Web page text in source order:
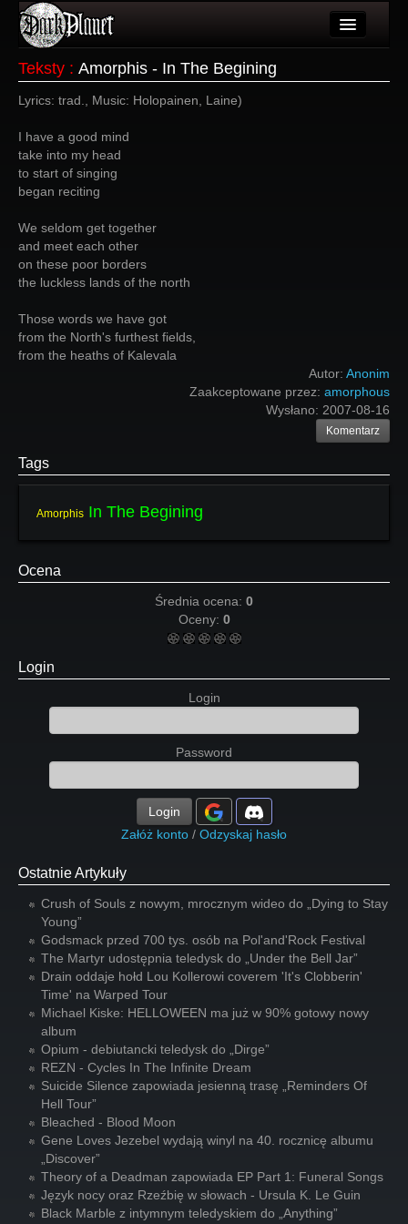
Galeria
Forum
Więcej
Login
Teksty : Amorphis - In The Begining
Lyrics: trad., Music: Holopainen, Laine)
I have a good mind
take into my head
to start of singing
began reciting
We seldom get together
and meet each other
on these poor borders
the luckless lands of the north
Those words we have got
from the North's furthest fields,
from the heaths of Kalevala
Autor: Anonim
Zaakceptowane przez: amorphous
Wysłano: 2007-08-16
Komentarz
Tags
Amorphis In The Begining
Ocena
Średnia ocena: 0
Oceny: 0
Login
Login
Password
Login
Załóż konto / Odzyskaj hasło
Ostatnie Artykuły
Crush of Souls z nowym, mrocznym wideo do „Dying to Stay
Young”
Godsmack przed 700 tys. osób na Pol'and'Rock Festival
The Martyr udostępnia teledysk do „Under the Bell Jar”
Drain oddaje hołd Lou Kollerowi coverem 'It's Clobberin'
Time' na Warped Tour
Michael Kiske: HELLOWEEN ma już w 90% gotowy nowy
album
Opium - debiutancki teledysk do „Dirge”
REZN - Cycles In The Infinite Dream
Suicide Silence zapowiada jesienną trasę „Reminders Of
Hell Tour”
Bleached - Blood Moon
Gene Loves Jezebel wydają winyl na 40. rocznicę albumu
„Discover”
Theory of a Deadman zapowiada EP Part 1: Funeral Songs
Język nocy oraz Rzeźbię w słowach - Ursula K. Le Guin
Black Marble z intymnym teledyskiem do „Anything”